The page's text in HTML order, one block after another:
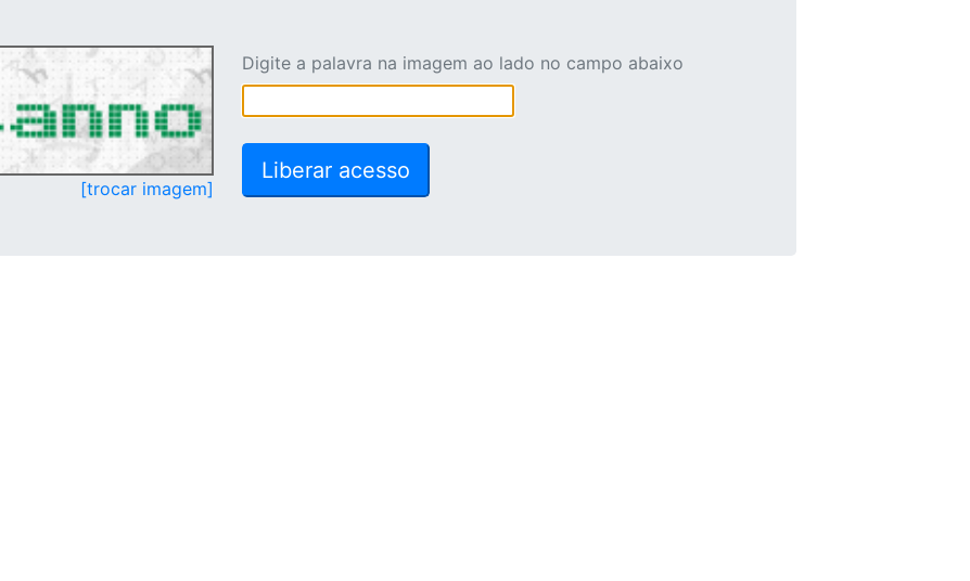
[trocar imagem]
Digite a palavra na imagem ao lado no campo abaixo